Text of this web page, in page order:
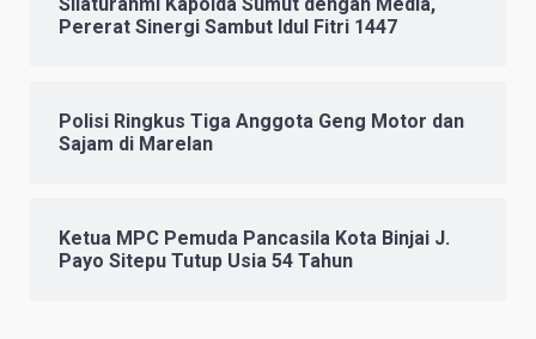
Pererat Sinergi Sambut Idul Fitri 1447
Polisi Ringkus Tiga Anggota Geng Motor dan
Sajam di Marelan
Ketua MPC Pemuda Pancasila Kota Binjai J.
Payo Sitepu Tutup Usia 54 Tahun